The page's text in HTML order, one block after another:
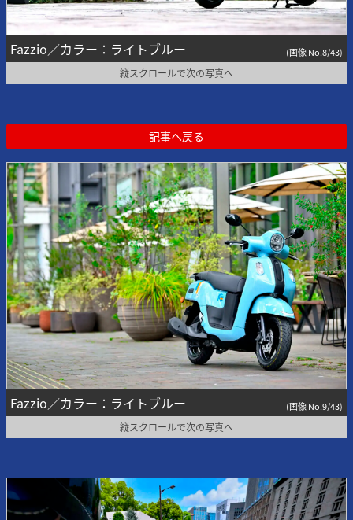
Fazzio／カラー：ライトブルー (画像 No.8/43)
縦スクロールで次の写真へ
記事へ戻る
Fazzio／カラー：ライトブルー (画像 No.9/43)
縦スクロールで次の写真へ